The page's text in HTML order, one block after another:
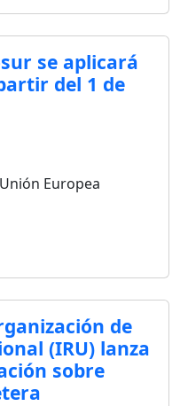
se aplicará
del 1 de
Europea
de
(IRU) lanza
sobre